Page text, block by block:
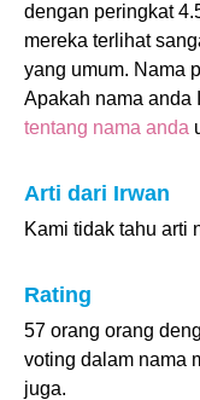
dengan peringkat
mereka terlihat
yang umum. Nama
Apakah nama anda
tentang nama anda
Arti dari Irwan
Kami tidak tahu arti
Rating
57 orang orang
voting dalam nama
juga.